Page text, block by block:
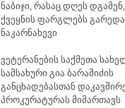
ნაბიჯი, რასაც დღეს
ქვეყნის ფარგლებს
ნაკარნახევი
ვეტერანების საქმეთა
სამსახური გია ბარამიძის
განცხადებასთან
პროკურატურას მიმართავს